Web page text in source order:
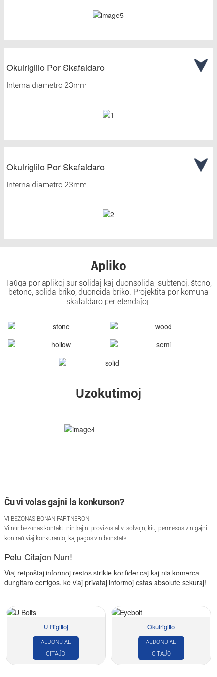
Okulriglilo Por Skafaldaro
Interna diametro 23mm
Okulriglilo Por Skafaldaro
Interna diametro 23mm
Apliko
Taŭga por aplikoj sur solidaj kaj duonsolidaj subtenoj: ŝtono,
betono, solida briko, duoncida briko. Projektita por komuna
skafaldaro per etendaĵoj.
Uzokutimoj
Ĉu vi volas gajni la konkurson?
VI BEZONAS BONAN PARTNERON
Vi nur bezonas kontakti nin kaj ni provizos al vi solvojn, kiuj permesos vin gajni
kontraŭ viaj konkurantoj kaj pagos vin bonstate.
Petu Citaĵon Nun!
Viaj retpoŝtaj informoj restos strikte konfidencaj kaj nia komerca
dungitaro certigos, ke viaj privataj informoj estas absolute sekuraj!
U Rigliloj
ALDONU AL
CITAĴO
Okulriglilo
ALDONU AL
CITAĴO